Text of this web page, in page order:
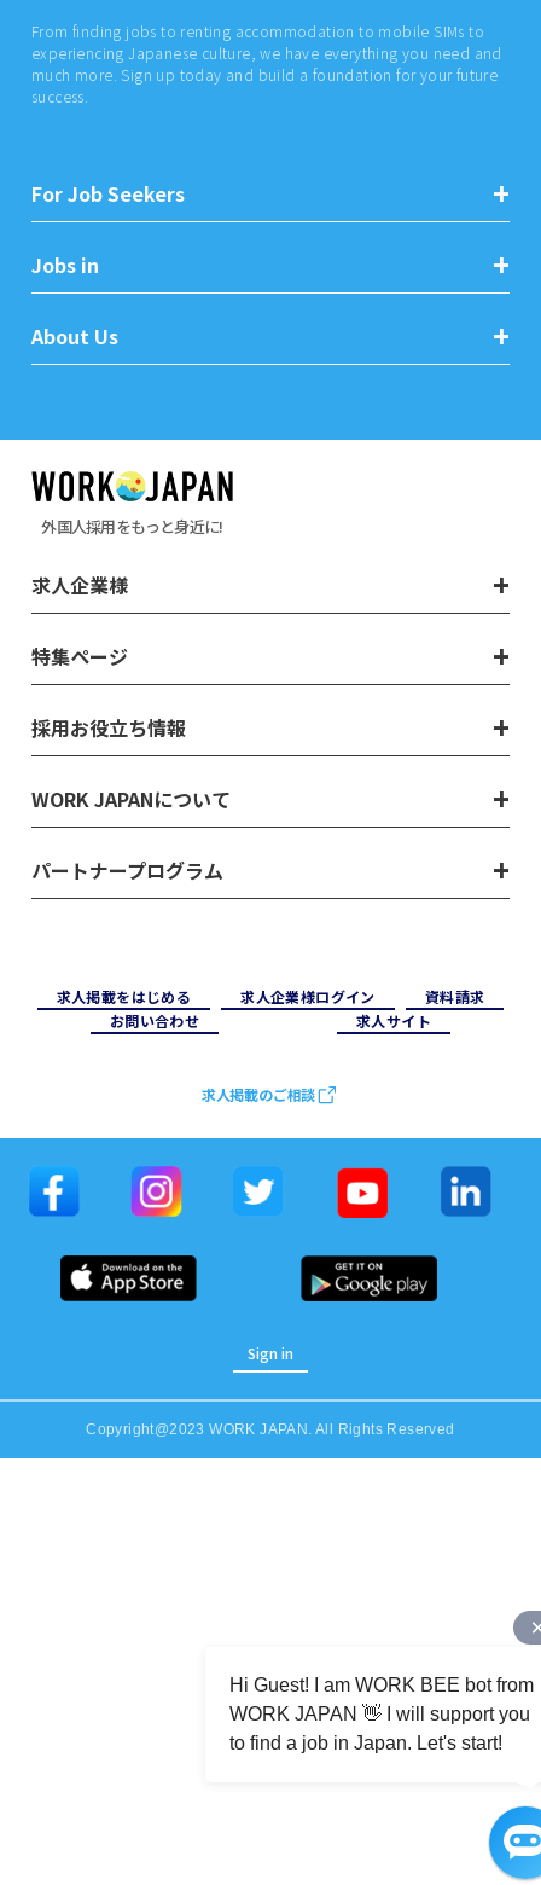
From finding jobs to renting accommodation to mobile SIMs to
experiencing Japanese culture, we have everything you need and
much more. Sign up today and build a foundation for your future
success.
For Job Seekers
Jobs in
About Us
外国人採用をもっと身近に!
求人企業様
特集ページ
採用お役立ち情報
WORK JAPANについて
パートナープログラム
求⼈掲載をはじめる 求⼈企業様ログイン
資料請求
お問い合わせ
求⼈サイト
求人掲載のご相談
Sign in
Copyright@2023 WORK JAPAN. All Rights Reserved
Hi Guest! I am WORK BEE bot from
WORK JAPAN 👋 I will support you
to find a job in Japan. Let's start!